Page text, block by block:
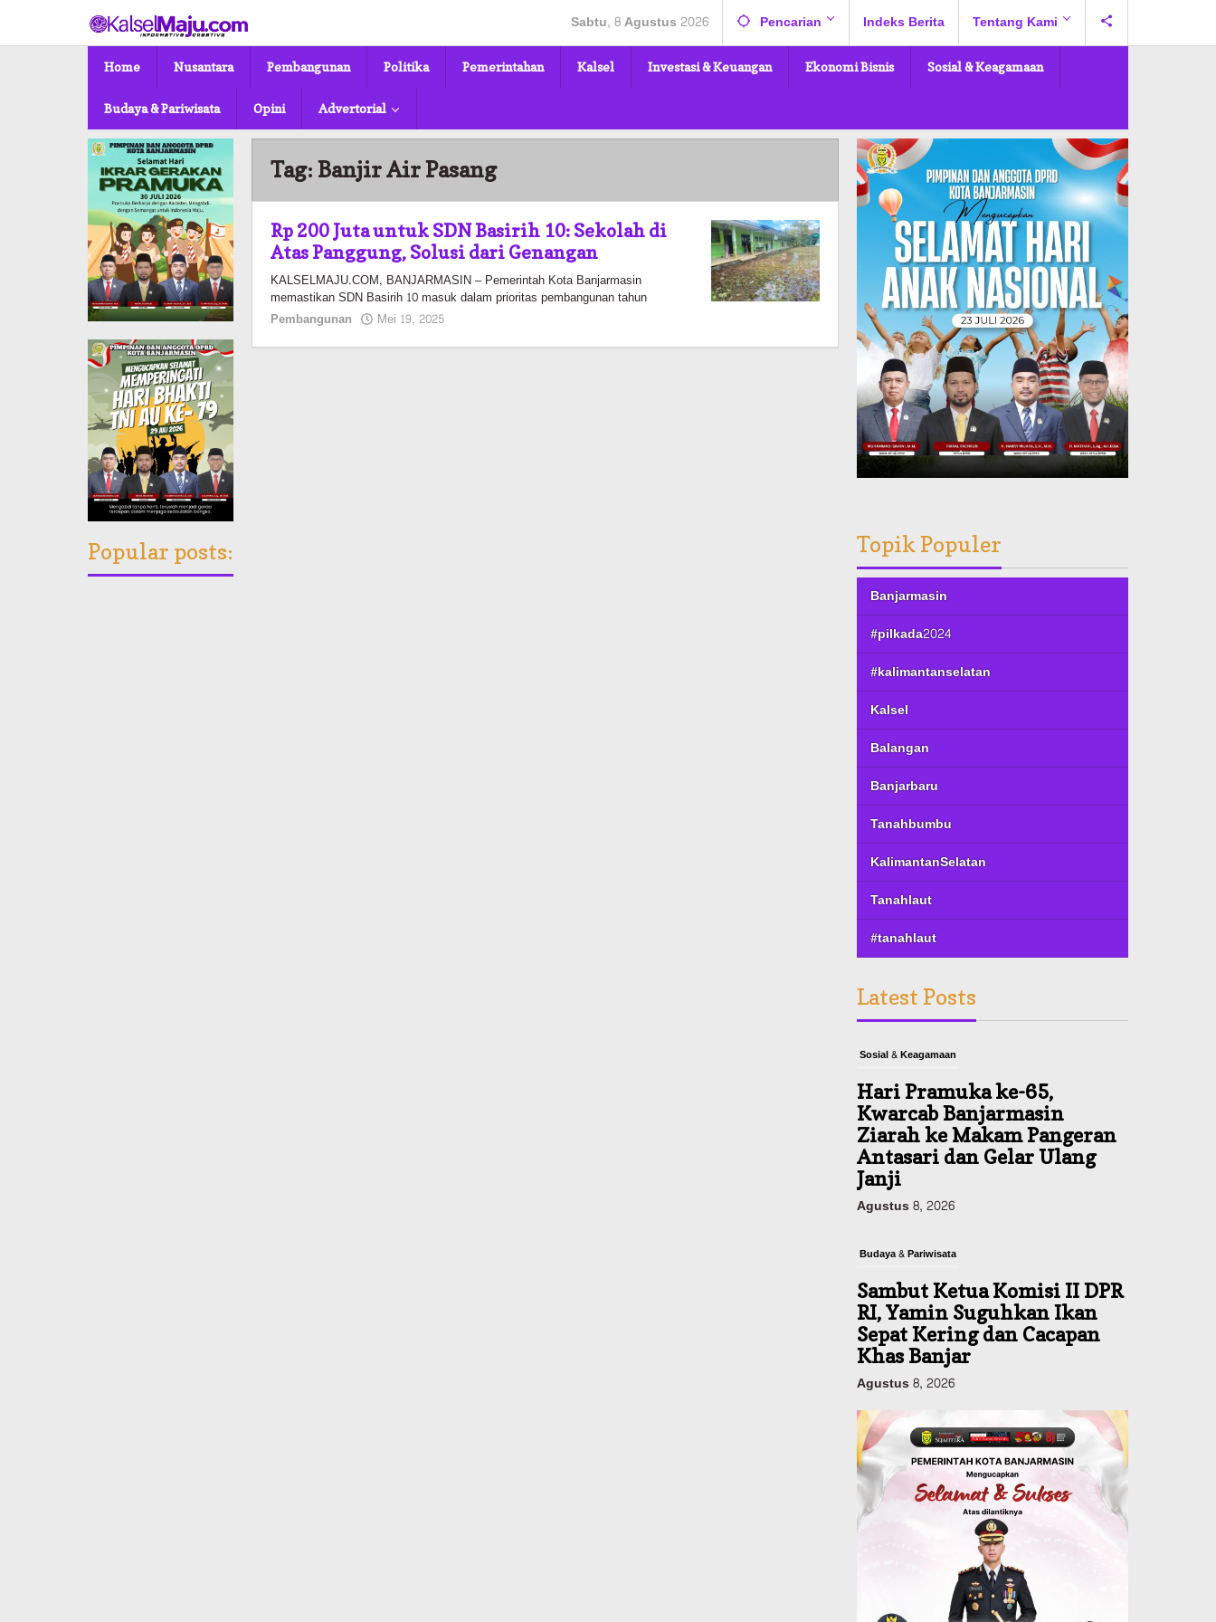
konten
Sabtu, 8 Agustus 2026 Pencarian Indeks Berita Tentang Kami
Home Nusantara Pembangunan Politika Pemerintahan Kalsel Investasi & Keuangan Ekonomi Bisnis Sosial & Keagamaan
Budaya & Pariwisata Opini Advertorial
Popular posts:
Tag:Banjir Air Pasang
Rp 200 Juta untuk SDN Basirih 10: Sekolah di
Atas Panggung, Solusi dari Genangan
KALSELMAJU.COM, BANJARMASIN – Pemerintah Kota Banjarmasin
memastikan SDN Basirih 10 masuk dalam prioritas pembangunan tahun
Pembangunan
Mei 19, 2025
Topik Populer
Banjarmasin
#pilkada2024
#kalimantanselatan
Kalsel
Balangan
Banjarbaru
Tanahbumbu
KalimantanSelatan
Tanahlaut
#tanahlaut
Latest Posts
Sosial & Keagamaan
Hari Pramuka ke-65,
Kwarcab Banjarmasin
Ziarah ke Makam Pangeran
Antasari dan Gelar Ulang
Janji
Agustus 8, 2026
Budaya & Pariwisata
Sambut Ketua Komisi II DPR
RI, Yamin Suguhkan Ikan
Sepat Kering dan Cacapan
Khas Banjar
Agustus 8, 2026
Pemerintahan Sosial & Keagamaan
Banjarmasin Pilot Project
Perlinsos Digital, Target 30
Persen IKD Masih Jauh,
Komisi II DPR Turun
Agustus 7, 2026